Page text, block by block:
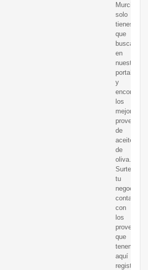
Murcia
solo
tienes
que
buscar
en
nuestro
portal
y
encontrar
los
mejores
de
aceite
de
oliva.
Surte
tu
negocio
con
los
que
tenemos
aquí